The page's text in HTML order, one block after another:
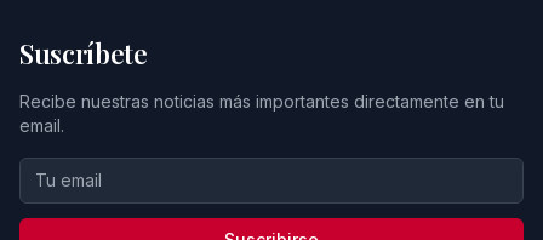
Suscríbete
Recibe nuestras noticias más importantes directamente en tu
email.